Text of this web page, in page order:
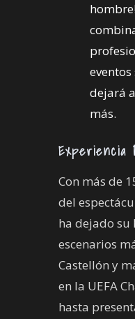
dejará
más.
Experiencia
Con más de
del
ha dejado su
escenarios
Castellón y
en la UEFA
hasta